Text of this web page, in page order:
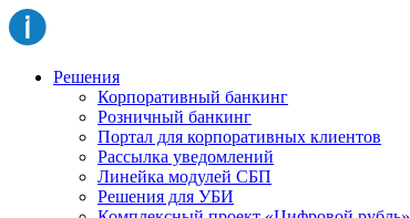
Решения
Корпоративный банкинг
Розничный банкинг
Портал для корпоративных клиентов
Рассылка уведомлений
Линейка модулей СБП
Решения для УБИ